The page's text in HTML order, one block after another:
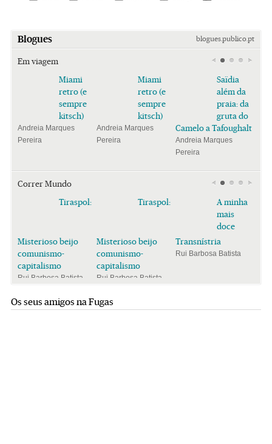
Blogues blogues.publico.pt
Em viagem
Miami
retro (e
sempre
kitsch)
Andreia Marques
Pereira
Miami
retro (e
sempre
kitsch)
Andreia Marques
Pereira
Saïdia
além da
praia: da
gruta do
Camelo a Tafoughalt
Andreia Marques
Pereira
Correr Mundo
Tiraspol:
Misterioso beijo
comunismo-
capitalismo
Rui Barbosa Batista
Tiraspol:
Misterioso beijo
comunismo-
capitalismo
Rui Barbosa Batista
A minha
mais
doce
Transnístria
Rui Barbosa Batista
Os seus amigos na Fugas